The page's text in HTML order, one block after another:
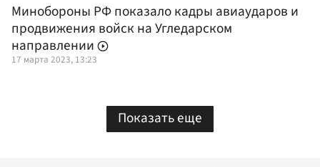
Минобороны РФ показало кадры авиаударов и
продвижения войск на Угледарском
направлении
17 марта 2023, 13:23
Показать еще